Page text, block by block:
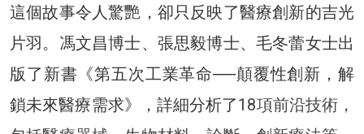
這個故事令人驚艷，卻只反映了醫療創新的吉光
片羽。馮文昌博士、張思毅博士、毛冬蕾女士出
版了新書《第五次工業革命──顛覆性創新，解
鎖未來醫療需求》，詳細分析了18項前沿技術，